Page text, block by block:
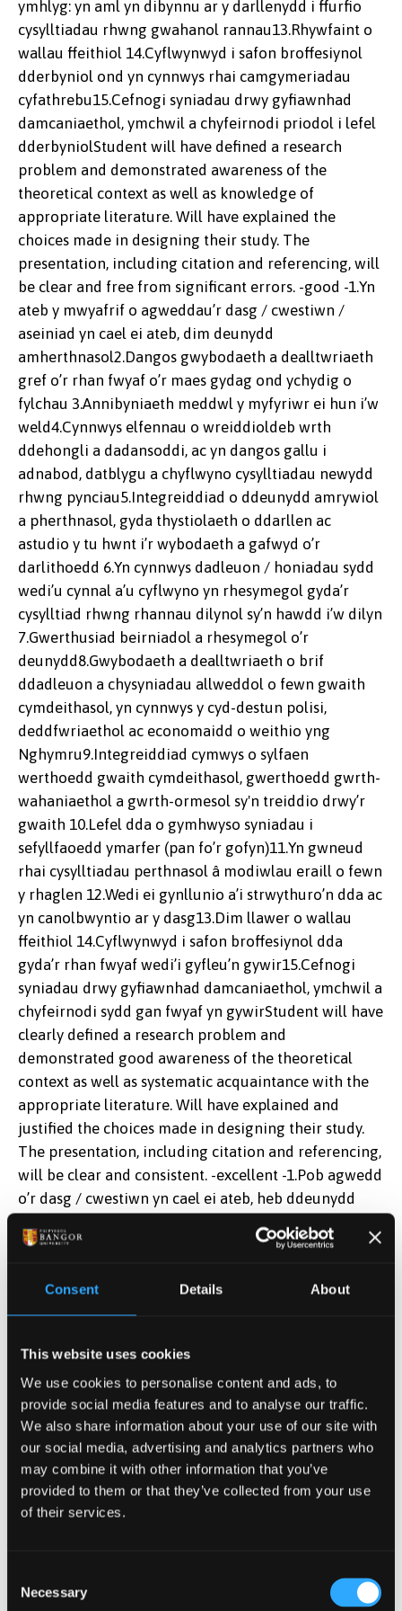
Consent Details About
This website uses cookies
We use cookies to personalise content and ads, to
provide social media features and to analyse our traffic.
We also share information about your use of our site with
our social media, advertising and analytics partners who
may combine it with other information that you’ve
provided to them or that they’ve collected from your use
of their services.
Selection
Necessary
ymhlyg: yn aml yn dibynnu ar y darllenydd i ffurfio
cysylltiadau rhwng gwahanol rannau13.Rhywfaint o
wallau ffeithiol 14.Cyflwynwyd i safon broffesiynol
dderbyniol ond yn cynnwys rhai camgymeriadau
cyfathrebu15.Cefnogi syniadau drwy gyfiawnhad
damcaniaethol, ymchwil a chyfeirnodi priodol i lefel
dderbyniolStudent will have defined a research
problem and demonstrated awareness of the
theoretical context as well as knowledge of
appropriate literature. Will have explained the
choices made in designing their study. The
presentation, including citation and referencing, will
be clear and free from significant errors. -good -1.Yn
ateb y mwyafrif o agweddau’r dasg / cwestiwn /
aseiniad yn cael ei ateb, dim deunydd
amherthnasol2.Dangos gwybodaeth a dealltwriaeth
gref o’r rhan fwyaf o’r maes gydag ond ychydig o
fylchau 3.Annibyniaeth meddwl y myfyriwr ei hun i’w
weld4.Cynnwys elfennau o wreiddioldeb wrth
ddehongli a dadansoddi, ac yn dangos gallu i
adnabod, datblygu a chyflwyno cysylltiadau newydd
rhwng pynciau5.Integreiddiad o ddeunydd amrywiol
a pherthnasol, gyda thystiolaeth o ddarllen ac
astudio y tu hwnt i’r wybodaeth a gafwyd o’r
darlithoedd 6.Yn cynnwys dadleuon / honiadau sydd
wedi’u cynnal a’u cyflwyno yn rhesymegol gyda’r
cysylltiad rhwng rhannau dilynol sy’n hawdd i’w dilyn
7.Gwerthusiad beirniadol a rhesymegol o’r
deunydd8.Gwybodaeth a dealltwriaeth o brif
ddadleuon a chysyniadau allweddol o fewn gwaith
cymdeithasol, yn cynnwys y cyd-destun polisi,
deddfwriaethol ac economaidd o weithio yng
Nghymru9.Integreiddiad cymwys o sylfaen
werthoedd gwaith cymdeithasol, gwerthoedd gwrth-
wahaniaethol a gwrth-ormesol sy'n treiddio drwy’r
gwaith 10.Lefel dda o gymhwyso syniadau i
sefyllfaoedd ymarfer (pan fo’r gofyn)11.Yn gwneud
rhai cysylltiadau perthnasol â modiwlau eraill o fewn
y rhaglen 12.Wedi ei gynllunio a’i strwythuro’n dda ac
yn canolbwyntio ar y dasg13.Dim llawer o wallau
ffeithiol 14.Cyflwynwyd i safon broffesiynol dda
gyda’r rhan fwyaf wedi’i gyfleu’n gywir15.Cefnogi
syniadau drwy gyfiawnhad damcaniaethol, ymchwil a
chyfeirnodi sydd gan fwyaf yn gywirStudent will have
clearly defined a research problem and
demonstrated good awareness of the theoretical
context as well as systematic acquaintance with the
appropriate literature. Will have explained and
justified the choices made in designing their study.
The presentation, including citation and referencing,
will be clear and consistent. -excellent -1.Pob agwedd
o’r dasg / cwestiwn yn cael ei ateb, heb ddeunydd
amherthnasol2.Tystiolaeth gref o wybodaeth fanwl a
dealltwriaeth drwyadl o'r maes3.Annibyniaeth
draw4.Cynnwys elfennau arwyddocaol o
wreiddioldeb wrth ddehongli a dadansoddi, ac yn
cysylltiadau newydd rhwng pynciau5.Integreiddiad
trylwyr a mewnwelediad llawn deallusrwydd o
ddeunydd sydd o amrywiaeth eang a pherthnasol,
gan fynd y tu hwnt i’r wybodaeth a gafwyd o’r
darlithoedd 6.Yn cynnwys dadleuon sydd wedi’u
cynnal a’u cyflwyno yn rhesymegol gyda phob cam yn
dilyn ac yn cael ei gysylltu ‘n glir i’r dasg / cwestiwn a
cymdeithasol, yn cynnwys y cyd-destun polisi,